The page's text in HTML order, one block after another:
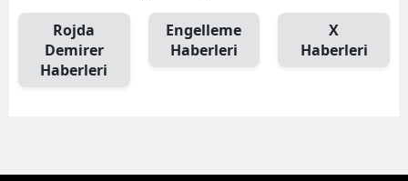
Rojda
Demirer
Haberleri
Engelleme
Haberleri
X
Haberleri